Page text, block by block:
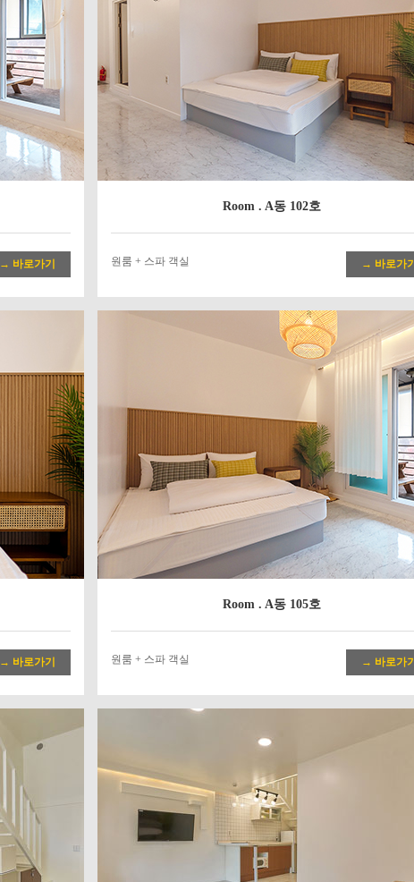
→ 바로가기
Room . A동 102호
원룸 + 스파 객실 → 바로가기
→ 바로가기
Room . A동 105호
원룸 + 스파 객실 → 바로가기